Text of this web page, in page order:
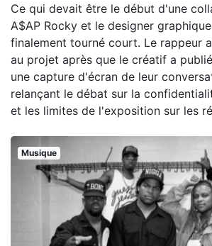
Ce qui devait être le début d'une
A$AP Rocky et le designer
finalement tourné court. Le rappeur
au projet après que le créatif a
une capture d'écran de leur
relançant le débat sur la
et les limites de l'exposition sur les
Musique